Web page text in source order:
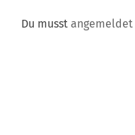
Du musst angemeldet